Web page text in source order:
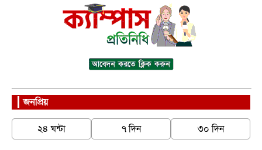
জনপ্রিয়
২৪ ঘন্টা ৭ দিন ৩০ দিন